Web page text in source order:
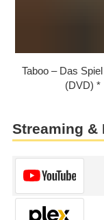
Taboo – Das
(DVD)
Streaming &